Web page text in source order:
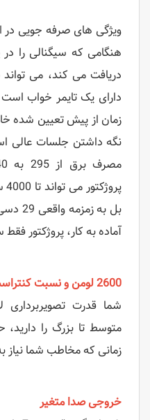
دریافت می کند، می
دارای یک تایمر خواب
زمان از پیش تعیین شده
بل به
آماده به کار، پروژکتور
2600 لومن و نسبت کنتراست 500:1
شما قدرت تصویربرداری
متوسط ​​تا بزرگ را
زمانی که مخاطب شما نیاز
خروجی صدا متغیر